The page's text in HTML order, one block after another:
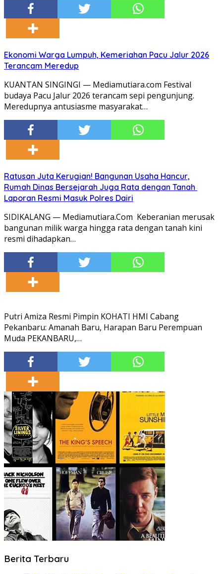
Ekonomi Warga Lumpuh, Kemeriahan Pacu Jalur 2026
Terancam Meredup
KUANTAN SINGINGI — Mediamutiara.com Festival
budaya Pacu Jalur 2026 terancam sepi pengunjung.
Meredupnya antusiasme masyarakat…
Ratusan Juta Kerugian! Bangunan Usaha Hancur,
Rumah Dinas Bersejarah Juga Rata dengan Tanah
Laporan Resmi Masuk Polres Dairi
SIDIKALANG — Mediamutiara.Com Keberanian merusak
bangunan milik warga hingga rata dengan tanah kini
resmi dihadapkan…
Putri Amiza Resmi Pimpin KOHATI HMI Cabang
Pekanbaru: Amanah Baru, Harapan Baru Perempuan
Muda PEKANBARU,…
Berita Terbaru